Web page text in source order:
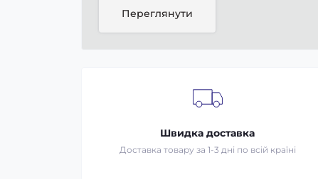
Переглянути
Швидка доставка
Доставка товару за 1-3 дні по всій країні